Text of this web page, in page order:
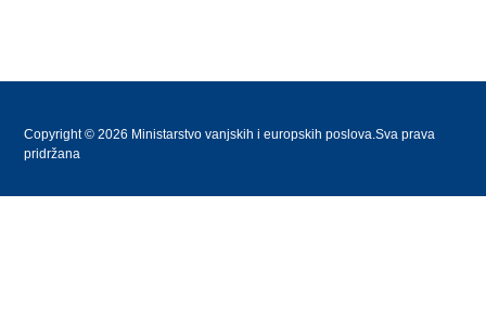
Copyright © 2026 Ministarstvo vanjskih i europskih poslova.Sva prava
pridržana